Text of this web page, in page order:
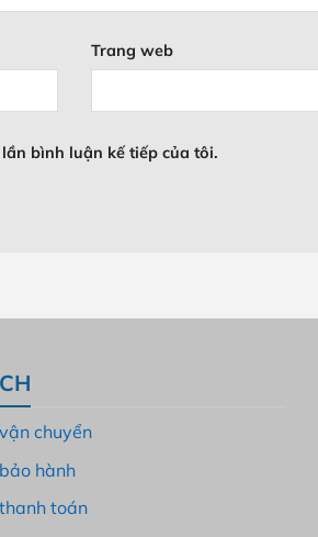
Trang web
bình luận kế tiếp của tôi.
chuyển
hành
toán